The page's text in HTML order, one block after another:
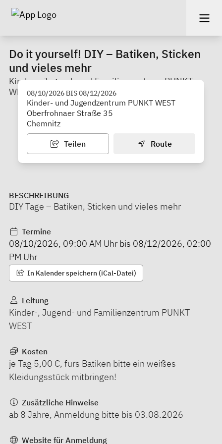
Do it yourself! DIY – Batiken, Sticken
und vieles mehr
Kinder-, Jugend- und Familienzentrum PUNKT
WEST08/10/2026 BIS08/12/2026
Kinder- und Jugendzentrum PUNKT WEST
Oberfrohnaer Straße 35
Chemnitz
Teilen Route
BESCHREIBUNG
DIY Tage – Batiken, Sticken und vieles mehr
Termine
08/10/2026, 09:00 AM Uhr bis 08/12/2026, 02:00
PM Uhr
In Kalender speichern (iCal-Datei)
Leitung
Kinder-, Jugend- und Familienzentrum PUNKT
WEST
Kosten
je Tag 5,00 €, fürs Batiken bitte ein weißes
Kleidungsstück mitbringen!
Zusätzliche Hinweise
ab 8 Jahre, Anmeldung bitte bis 03.08.2026
Website für Anmeldung